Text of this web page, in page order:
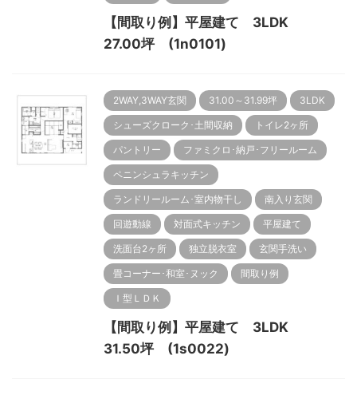
【間取り例】平屋建て 3LDK
27.00坪 (1n0101)
2WAY,3WAY玄関 31.00～31.99坪 3LDK
シューズクローク･土間収納 トイレ2ヶ所
パントリー ファミクロ･納戸･フリールーム
ペニンシュラキッチン
ランドリールーム･室内物干し 南入り玄関
回遊動線 対面式キッチン 平屋建て
洗面台2ヶ所 独立脱衣室 玄関手洗い
畳コーナー･和室･ヌック 間取り例
Ｉ型ＬＤＫ
【間取り例】平屋建て 3LDK
31.50坪 (1s0022)